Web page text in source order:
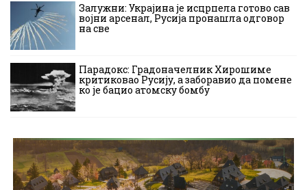
Залужни: Украјина је исцрпела готово сав
војни арсенал, Русија пронашла одговор
на све
Парадокс: Градоначелник Хирошиме
критиковао Русију, а заборавио да помене
ко је бацио атомску бомбу